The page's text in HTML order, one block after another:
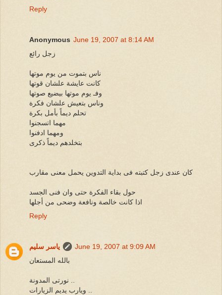
Reply
Anonymous June 19, 2007 at 8:14 AM
زجل رائع
ناس بتموت من يوم موتها
كانت عايشة علشان قوتها
وفـ يوم موتها بيضيع صوتها
وناس بتعيش علشان فكرة
تحلم ديماً بأمل بكرة
مهما اتسجنوا
ومهما ادفنوا
بتخلدهم ديماً ذكرى
كان عندى زجل كتبته فى بداية التدوين يحمل معنى مقارب
حول بقاء الفكرة حتى وان فنى الجسد
اذا كانت خالصة ونافعة وضحى من أجلها
Reply
ياسر سليم
June 19, 2007 at 9:09 AM
بالله المستعان
نورتى المدونة ..
ويارب يديم الزيارات ..